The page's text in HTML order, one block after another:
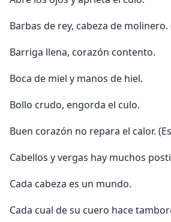
Barbas de rey, cabeza de
Barriga llena, corazón contento.
Boca de miel y manos de hiel.
Bollo crudo, engorda el culo.
Buen corazón no repara el calor.
Cabellos y vergas hay muchos
Cada cabeza es un mundo.
Cada cual de su cuero hace